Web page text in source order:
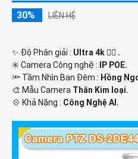
30% LIÊN HỆ
✨ Độ Phân giải : Ultra 4k 👍🏾 .
✳️ Camera Công nghệ :
IP POE.
🔦 Tầm Nhìn Ban Đêm : Hồng
🎨 Mẫu Camera Thân Kim loại.
️💠 Khả Năng : Công Nghệ AI.